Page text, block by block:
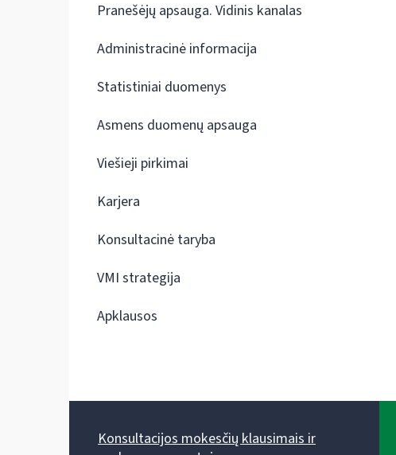
Pranešėjų apsauga. Vidinis kanalas
Administracinė informacija
Statistiniai duomenys
Asmens duomenų apsauga
Viešieji pirkimai
Karjera
Konsultacinė taryba
VMI strategija
Apklausos
Konsultacijos mokesčių klausimais ir